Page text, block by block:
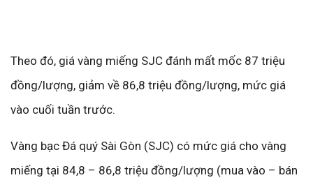
Theo đó, giá vàng miếng SJC đánh mất mốc 87 triệu
đồng/lượng, giảm về 86,8 triệu đồng/lượng, mức giá
vào cuối tuần trước.
Vàng bạc Đá quý Sài Gòn (SJC) có mức giá cho vàng
miếng tại 84,8 – 86,8 triệu đồng/lượng (mua vào – bán